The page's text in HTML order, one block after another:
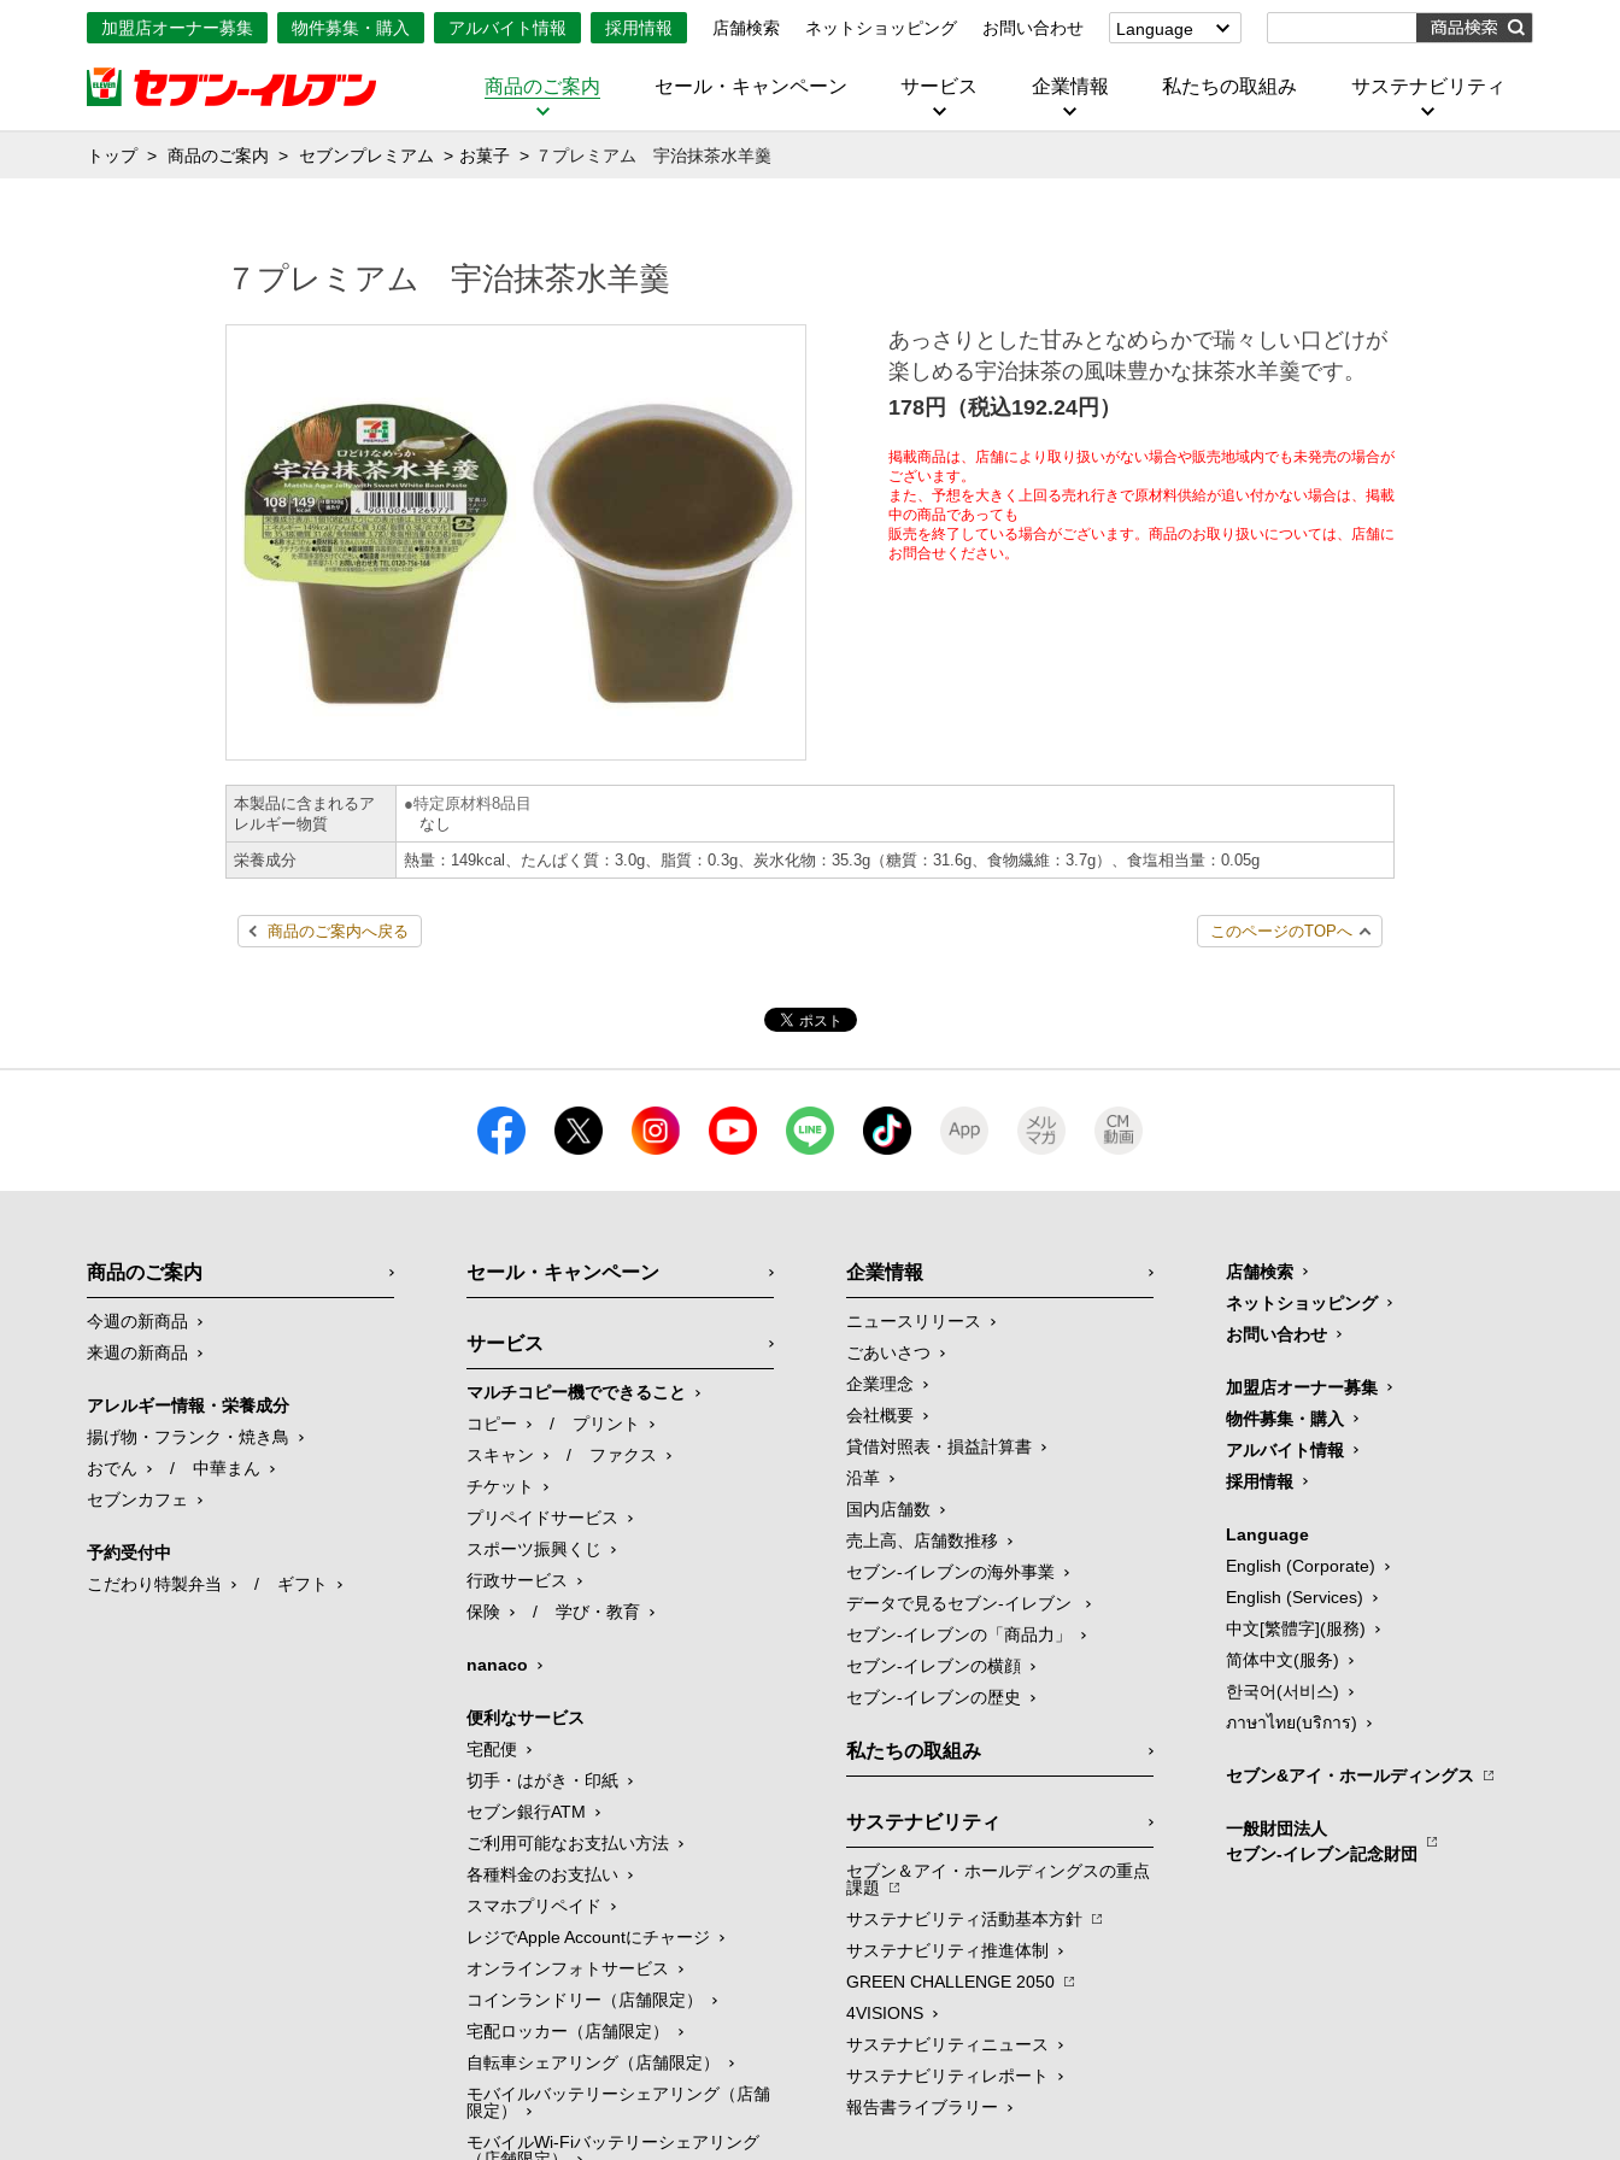
加盟店オーナー募集 物件募集・購入 アルバイト情報 採用情報 店舗検索 ネットショッピング お問い合わせ
Language
(Corporate)
商品のご案内 セール・キャンペーン サービス 企業情報 私たちの取組み サステナビリティ
トップ 商品のご案内 セブンプレミアム お菓子 ７プレミアム 宇治抹茶水羊羹
７プレミアム 宇治抹茶水羊羹
あっさりとした甘みとなめらかで瑞々しい口どけが
楽しめる宇治抹茶の風味豊かな抹茶水羊羹です。
178円（税込192.24円）
掲載商品は、店舗により取り扱いがない場合や販売地域内でも未発売の場合が
ございます。
また、予想を大きく上回る売れ行きで原材料供給が追い付かない場合は、掲載
中の商品であっても
販売を終了している場合がございます。商品のお取り扱いについては、店舗に
お問合せください。
本製品に含まれるア
レルギー物質
特定原材料8品目
なし
栄養成分
熱量：149kcal、たんぱく質：3.0g、脂質：0.3g、炭水化物：35.3g（糖質：31.6g、食物繊維：3.7g）、食塩相当量：0.05g
商品のご案内へ戻る このページのTOPへ
商品のご案内
今週の新商品
来週の新商品
アレルギー情報・栄養成分
揚げ物・フランク・焼き鳥
おでん
/
中華まん
セブンカフェ
予約受付中
こだわり特製弁当
/ ギフト
セール・キャンペーン
サービス
マルチコピー機でできること
コピー
/
プリント
スキャン
/
ファクス
チケット
プリペイドサービス
スポーツ振興くじ
行政サービス
保険
/ 学び・教育
nanaco
便利なサービス
宅配便
切手・はがき・印紙
セブン銀行ATM
ご利用可能なお支払い方法
各種料金のお支払い
スマホプリペイド
レジでApple Accountにチャージ
オンラインフォトサービス
コインランドリー（店舗限定）
宅配ロッカー（店舗限定）
自転車シェアリング（店舗限定）
モバイルバッテリーシェアリング（店舗
限定）
モバイルWi-Fiバッテリーシェアリング
企業情報
ニュースリリース
ごあいさつ
企業理念
会社概要
貸借対照表・損益計算書
沿革
国内店舗数
売上高、店舗数推移
セブン‐イレブンの海外事業
データで見るセブン‐イレブン
セブン‐イレブンの「商品力」
セブン-イレブンの横顔
セブン-イレブンの歴史
私たちの取組み
サステナビリティ
セブン＆アイ・ホールディングスの重点
課題
サステナビリティ活動基本方針
サステナビリティ推進体制
GREEN CHALLENGE 2050
4VISIONS
サステナビリティニュース
サステナビリティレポート
報告書ライブラリー
店舗検索
ネットショッピング
お問い合わせ
加盟店オーナー募集
物件募集・購入
アルバイト情報
採用情報
Language
English (Corporate)
English (Services)
中文[繁體字](服務)
简体中文(服务)
한국어(서비스)
ภาษาไทย(บริการ)
セブン&アイ・ホールディングス
一般財団法人
セブン-イレブン記念財団